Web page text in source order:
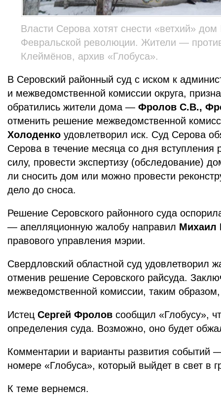
Власти Серова хотят снести «ветхий»
Февральской революции. Жители —
Клеймёнов, архив «Глобуса».
В Серовский районный суд с иском к
и межведомственной комиссии округа,
обратились жители дома — Фролов С.В.,
отменить решение межведомственной
Холоденко удовлетворил иск. Суд Серова
Серова в течение месяца со дня вступления
силу, провести экспертизу (обследование)
ли сносить дом или можно провести
дело до сноса.
Решение Серовского районного суда
— апелляционную жалобу направил Михаил
правового управления мэрии.
Свердловский областной суд удовлетворил
отменив решение Серовского райсуда.
межведомственной комиссии, таким
Истец Сергей Фролов сообщил «Глобусу»,
определения суда. Возможно, оно будет
Комментарии и варианты развития событий
номере «Глобуса», который выйдет в свет в
К теме вернемся.